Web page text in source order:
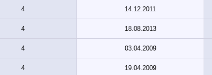
4 14.12.2011
4 18.08.2013
4 03.04.2009
4 19.04.2009